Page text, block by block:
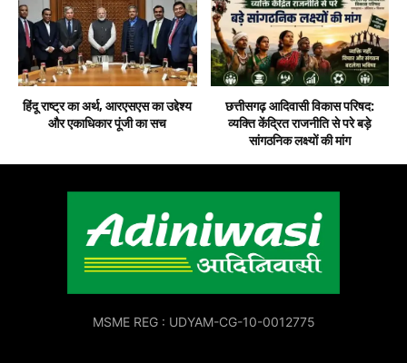
हिंदू राष्ट्र का अर्थ, आरएसएस का उद्देश्य
और एकाधिकार पूंजी का सच
छत्तीसगढ़ आदिवासी विकास परिषद:
व्यक्ति केंद्रित राजनीति से परे बड़े
सांगठनिक लक्ष्यों की मांग
MSME REG : UDYAM-CG-10-0012775